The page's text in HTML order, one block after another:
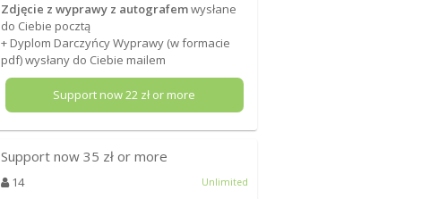
Zdjęcie z wyprawy z autografemwysłane
do Ciebie pocztą
+ Dyplom Darczyńcy Wyprawy (w formacie
pdf) wysłany do Ciebie mailem
Support now22 zł or more
Support now35 zł or more
14 Unlimited